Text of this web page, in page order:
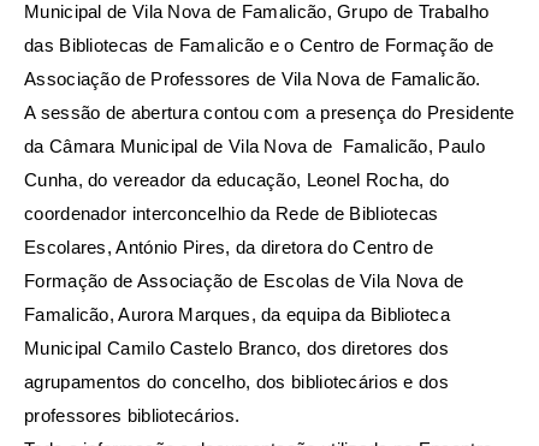
Municipal de Vila Nova de Famalicão, Grupo de Trabalho
das Bibliotecas de Famalicão e o Centro de Formação de
Associação de Professores de Vila Nova de Famalicão.
A sessão de abertura contou com a presença do Presidente
da Câmara Municipal de Vila Nova de Famalicão, Paulo
Cunha, do vereador da educação, Leonel Rocha, do
coordenador interconcelhio da Rede de Bibliotecas
Escolares, António Pires, da diretora do Centro de
Formação de Associação de Escolas de Vila Nova de
Famalicão, Aurora Marques, da equipa da Biblioteca
Municipal Camilo Castelo Branco, dos diretores dos
agrupamentos do concelho, dos bibliotecários e dos
professores bibliotecários.